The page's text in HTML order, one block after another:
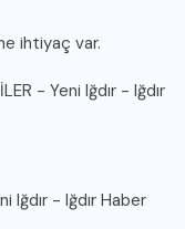
ihtiyaç var.
- Yeni Iğdır - Iğdır
- Iğdır Haber